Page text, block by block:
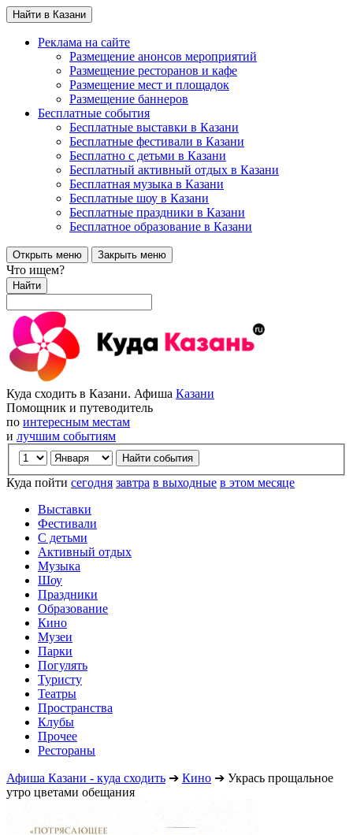
Найти в Казани
Реклама на сайте
Размещение анонсов мероприятий
Размещение ресторанов и кафе
Размещение мест и площадок
Размещение баннеров
Бесплатные события
Бесплатные выставки в Казани
Бесплатные фестивали в Казани
Бесплатно с детьми в Казани
Бесплатный активный отдых в Казани
Бесплатная музыка в Казани
Бесплатные шоу в Казани
Бесплатные праздники в Казани
Бесплатное образование в Казани
Открыть меню Закрыть меню
Что ищем?
Найти
Куда сходить в Казани. Афиша Казани
Помощник и путеводитель
по интересным местам
и лучшим событиям
Куда пойти сегодня завтра в выходные в этом месяце
Выставки
Фестивали
С детьми
Активный отдых
Музыка
Шоу
Праздники
Образование
Кино
Музеи
Парки
Погулять
Туристу
Театры
Пространства
Клубы
Прочее
Рестораны
Афиша Казани - куда сходить ➔ Кино ➔ Укрась прощальное
утро цветами обещания